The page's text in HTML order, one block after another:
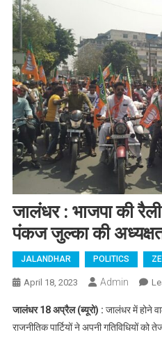
जालंधर : भाजपा की
पंकज जुल्का की
JALANDHAR POLITICS
April 18, 2023 Admin
जालंधर 18 अप्रैल (ब्यूरो) : जालंधर में होने
राजनीतिक पार्टियों ने अपनी गतिविधियों